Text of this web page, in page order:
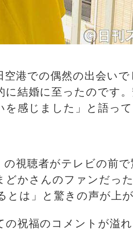
港での偶然の出会い
結婚に至ったのです
感じました」と語って
視聴者がテレビの前で
かさんのファンだっ
は」と驚きの声が上が
祝福のコメントが溢